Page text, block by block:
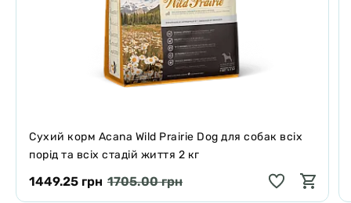
Cухий корм Acana Wild Prairie Dog для собак всіх
порід та всіх стадій життя 2 кг
1449.25 грн 1705.00 грн